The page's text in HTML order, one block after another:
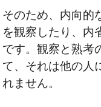
そのため、内向的
を観察したり、内
です。観察と熟考
て、それは他の人
れません。